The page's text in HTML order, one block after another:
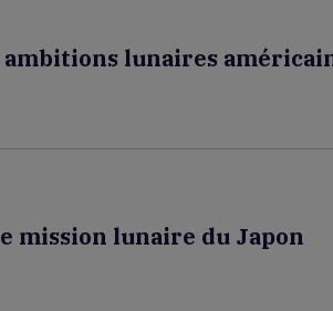
lunaires
mission lunaire du Japon